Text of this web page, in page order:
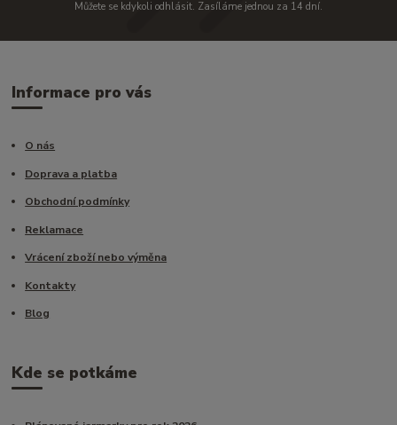
Můžete se kdykoli odhlásit. Zasíláme jednou za 14 dní.
Informace pro vás
O nás
Doprava a platba
Obchodní podmínky
Reklamace
Vrácení zboží nebo výměna
Kontakty
Blog
Kde se potkáme